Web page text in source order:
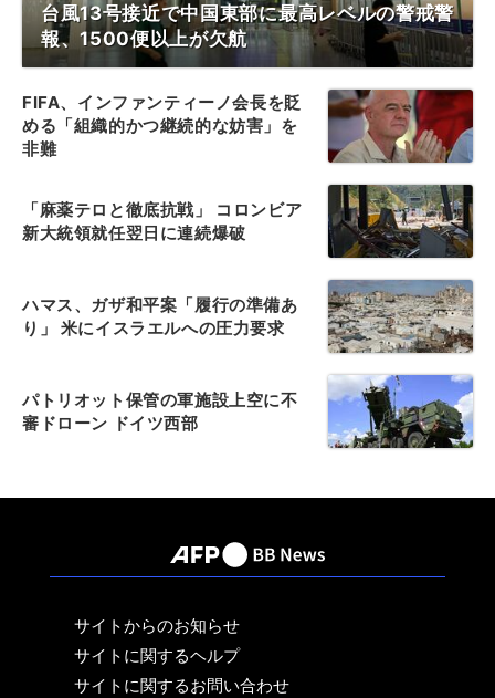
台風13号接近で中国東部に最高レベルの警戒警
報、1500便以上が欠航
FIFA、インファンティーノ会長を貶
める「組織的かつ継続的な妨害」を
非難
「麻薬テロと徹底抗戦」 コロンビア
新大統領就任翌日に連続爆破
ハマス、ガザ和平案「履行の準備あ
り」 米にイスラエルへの圧力要求
パトリオット保管の軍施設上空に不
審ドローン ドイツ西部
サイトからのお知らせ
サイトに関するヘルプ
サイトに関するお問い合わせ